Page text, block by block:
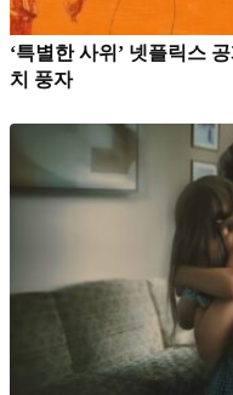
‘특별한 사위’ 넷플릭스
치 풍자